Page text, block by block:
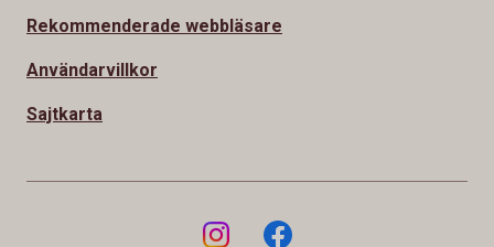
Rekommenderade webbläsare
Användarvillkor
Sajtkarta